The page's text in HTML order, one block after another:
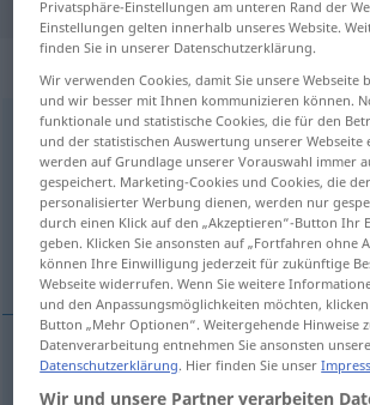
„Mineralwasser“ :
Mineralwassern <-s;Mineralwässer>
Übersicht aller Übersetzungen
(Für mehr Details die Übersetzung anklicken/
kisela mineralna voda
mineralna
Privatsphäre-Einstellungen am unteren Rand der
Einstellungen gelten innerhalb unseres Website.
finden Sie in unserer Datenschutzerklärung.
Wir verwenden Cookies, damit Sie unsere Webseite
und wir besser mit Ihnen kommunizieren können.
funktionale und statistische Cookies, die für den
und der statistischen Auswertung unserer
werden auf Grundlage unserer Vorauswahl immer
gespeichert. Marketing-Cookies und Cookies, die
personalisierter Werbung dienen, werden nur
durch einen Klick auf den „Akzeptieren“-Button Ihr
geben. Klicken Sie ansonsten auf „Fortfahren ohne
können Ihre Einwilligung jederzeit für zukünftige
Webseite widerrufen. Wenn Sie weitere
und den Anpassungsmöglichkeiten möchten,
Button „Mehr Optionen“. Weitergehende Hinweise
Datenverarbeitung entnehmen Sie ansonsten
Datenschutzerklärung. Hier finden Sie unser
Wir und unsere Partner verarbeiten